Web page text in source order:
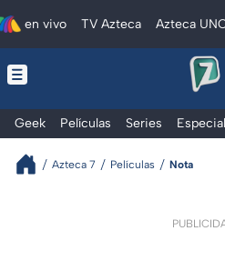
en vivo TV Azteca Azteca
Geek Películas Series
Azteca 7 Películas Nota